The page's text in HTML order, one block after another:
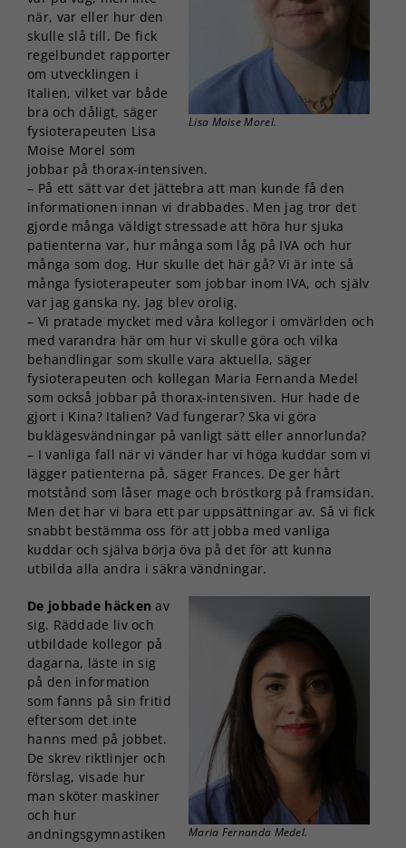
Lisa Moise Morel.
när, var eller hur den
skulle slå till. De fick
regelbundet rapporter
om utvecklingen i
Italien, vilket var både
bra och dåligt, säger
fysioterapeuten Lisa
Moise Morel som
jobbar på thorax-intensiven.
– På ett sätt var det jättebra att man kunde få den
informationen innan vi drabbades. Men jag tror det
gjorde många väldigt stressade att höra hur sjuka
patienterna var, hur många som låg på IVA och hur
många som dog. Hur skulle det här gå? Vi är inte så
många fysioterapeuter som jobbar inom IVA, och själv
var jag ganska ny. Jag blev orolig.
– Vi pratade mycket med våra kollegor i omvärlden och
med varandra här om hur vi skulle göra och vilka
behandlingar som skulle vara aktuella, säger
fysioterapeuten och kollegan Maria Fernanda Medel
som också jobbar på thorax-intensiven. Hur hade de
gjort i Kina? Italien? Vad fungerar? Ska vi göra
buklägesvändningar på vanligt sätt eller annorlunda?
– I vanliga fall när vi vänder har vi höga kuddar som vi
lägger patienterna på, säger Frances. De ger hårt
motstånd som låser mage och bröstkorg på framsidan.
Men det har vi bara ett par uppsättningar av. Så vi fick
snabbt bestämma oss för att jobba med vanliga
kuddar och själva börja öva på det för att kunna
utbilda alla andra i säkra vändningar.
Maria Fernanda Medel.
De jobbade häcken av
sig. Räddade liv och
utbildade kollegor på
dagarna, läste in sig
på den information
som fanns på sin fritid
eftersom det inte
hanns med på jobbet.
De skrev riktlinjer och
förslag, visade hur
man sköter maskiner
och hur
andningsgymnastiken